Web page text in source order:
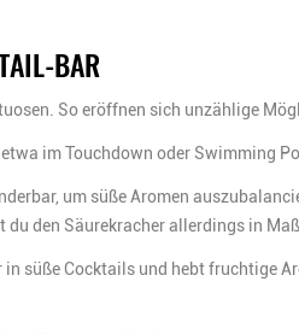
BAR
So eröffnen sich unzählige
im Touchdown oder Swimming
um süße Aromen
den Säurekracher allerdings in
süße Cocktails und hebt fruchtige